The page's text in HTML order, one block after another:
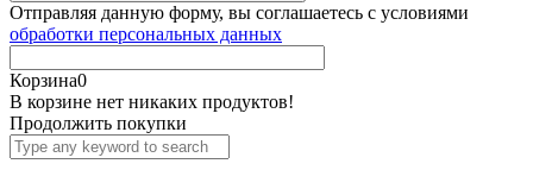
Отправляя данную форму, вы соглашаетесь с условиями
обработки персональных данных
Корзина0
В корзине нет никаких продуктов!
Продолжить покупки